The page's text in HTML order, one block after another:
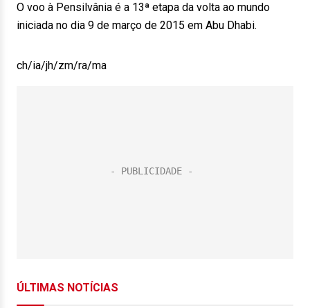
O voo à Pensilvânia é a 13ª etapa da volta ao mundo
iniciada no dia 9 de março de 2015 em Abu Dhabi.
ch/ia/jh/zm/ra/ma